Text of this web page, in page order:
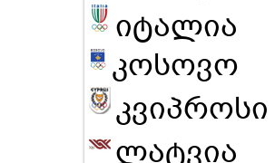
იტალია
კოსოვო
კვიპროსი
ლატვია